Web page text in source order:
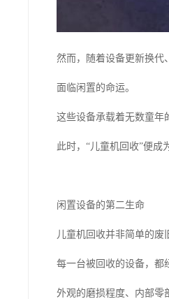
然而，随着设备更新换
面临闲置的命运。
这些设备承载着无数童年
此时，“儿童机回收”便成
闲置设备的第二生命
儿童机回收并非简单的废
每一台被回收的设备，都
外观的磨损程度、内部零